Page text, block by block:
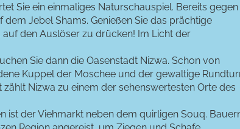
Sie ein einmaliges Naturschauspiel. Bereits gegen
Jebel Shams. Genießen Sie das prächtige
den Auslöser zu drücken! Im Licht der
Sie dann die Oasenstadt Nizwa. Schon von
Kuppel der Moschee und der gewaltige
Nizwa zu einem der sehenswertesten Orte des
ist der Viehmarkt neben dem quirligen Souq.